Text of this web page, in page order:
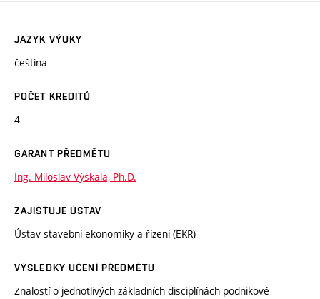
JAZYK VÝUKY
čeština
POČET KREDITŮ
4
GARANT PŘEDMĚTU
Ing. Miloslav Výskala, Ph.D.
ZAJIŠŤUJE ÚSTAV
Ústav stavební ekonomiky a řízení (EKR)
VÝSLEDKY UČENÍ PŘEDMĚTU
Znalostí o jednotlivých základních disciplínách podnikové